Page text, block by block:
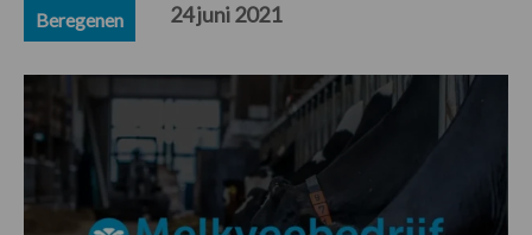
Beregenen 24 juni 2021